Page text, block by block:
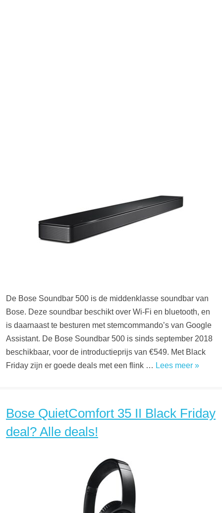
De Bose Soundbar 500 is de middenklasse soundbar van
Bose. Deze soundbar beschikt over Wi-Fi en bluetooth, en
is daarnaast te besturen met stemcommando’s van Google
Assistant. De Bose Soundbar 500 is sinds september 2018
beschikbaar, voor de introductieprijs van €549. Met Black
Friday zijn er goede deals met een flink … Lees meer »
Bose QuietComfort 35 II Black Friday
deal? Alle deals!